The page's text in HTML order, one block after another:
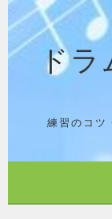
コ
ン
テ
ッ
ド
練習のコツ